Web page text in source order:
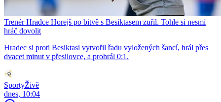
Trenér Hradce Horejš po bitvě s Besiktasem zuřil. Tohle si nesmí
hráč dovolit
Hradec si proti Besiktasi vytvořil řadu vyložených šancí, hrál přes
dvacet minut v přesilovce, a prohrál 0:1.
SportyŽivě
dnes, 10:04